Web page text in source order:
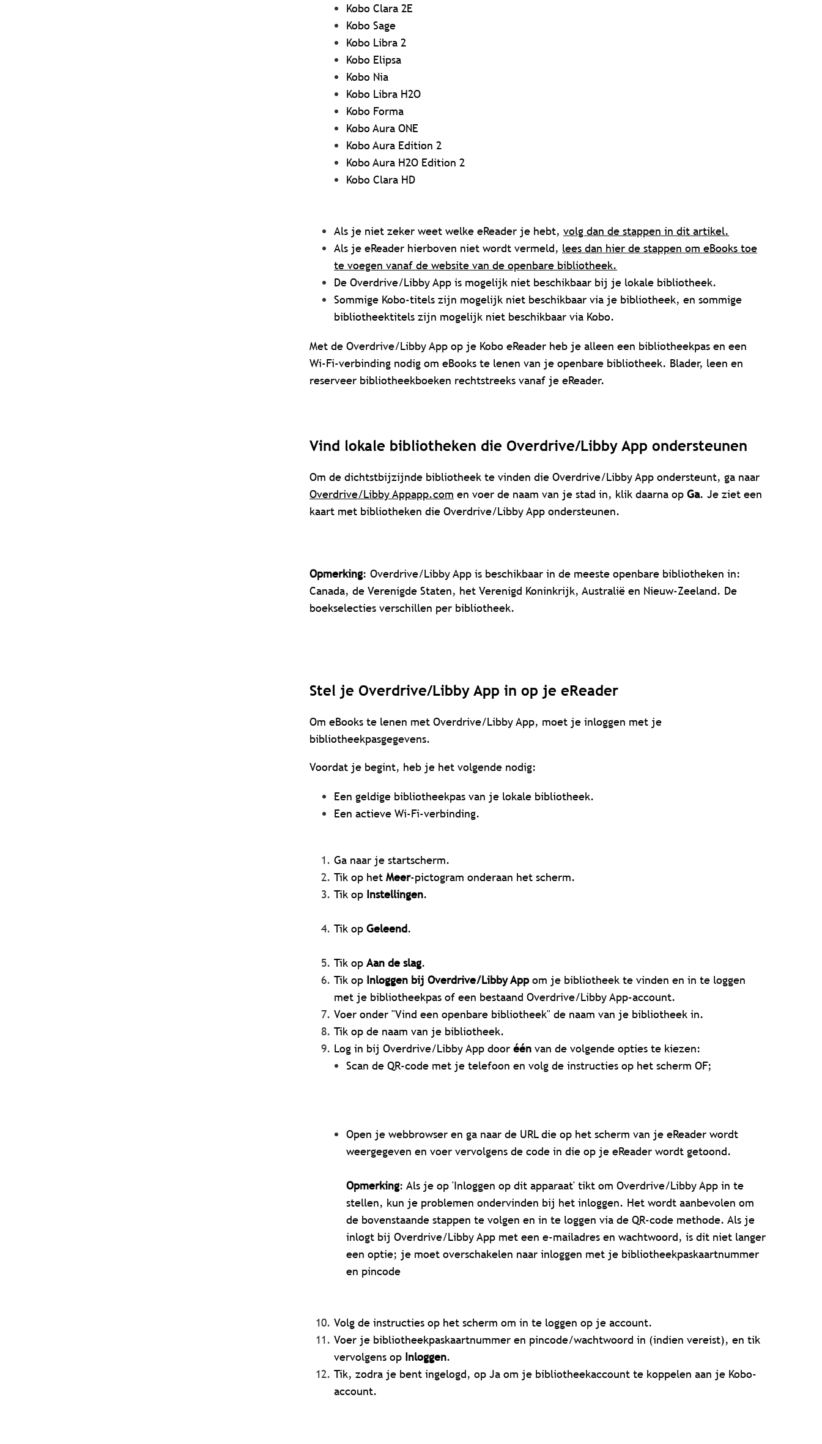
Kobo Clara 2E
Kobo Sage
Kobo Libra 2
Kobo Elipsa
Kobo Nia
Kobo Libra H2O
Kobo Forma
Kobo Aura ONE
Kobo Aura Edition 2
Kobo Aura H2O Edition 2
Kobo Clara HD
Als je niet zeker weet welke eReader je hebt, volg dan de stappen in dit artikel.
Als je eReader hierboven niet wordt vermeld, lees dan hier de stappen om eBooks toe
te voegen vanaf de website van de openbare bibliotheek.
De Overdrive/Libby App is mogelijk niet beschikbaar bij je lokale bibliotheek.
Sommige Kobo-titels zijn mogelijk niet beschikbaar via je bibliotheek, en sommige
bibliotheektitels zijn mogelijk niet beschikbaar via Kobo.
Met de Overdrive/Libby App op je Kobo eReader heb je alleen een bibliotheekpas en een
Wi-Fi-verbinding nodig om eBooks te lenen van je openbare bibliotheek. Blader, leen en
reserveer bibliotheekboeken rechtstreeks vanaf je eReader.
Vind lokale bibliotheken die Overdrive/Libby App ondersteunen
Om de dichtstbijzijnde bibliotheek te vinden die Overdrive/Libby App ondersteunt, ga naar
Overdrive/Libby Appapp.com en voer de naam van je stad in, klik daarna op Ga. Je ziet een
kaart met bibliotheken die Overdrive/Libby App ondersteunen.
Opmerking: Overdrive/Libby App is beschikbaar in de meeste openbare bibliotheken in:
Canada, de Verenigde Staten, het Verenigd Koninkrijk, Australië en Nieuw-Zeeland. De
boekselecties verschillen per bibliotheek.
Stel je Overdrive/Libby App in op je eReader
Om eBooks te lenen met Overdrive/Libby App, moet je inloggen met je
bibliotheekpasgegevens.
Voordat je begint, heb je het volgende nodig:
Een geldige bibliotheekpas van je lokale bibliotheek.
Een actieve Wi-Fi-verbinding.
Ga naar je startscherm.
Tik op het Meer-pictogram onderaan het scherm.
Tik op Instellingen.
Tik op Geleend.
Tik op Aan de slag.
Tik op Inloggen bij Overdrive/Libby Appom je bibliotheek te vinden en in te loggen
met je bibliotheekpas of een bestaand Overdrive/Libby App-account.
Voer onder "Vind een openbare bibliotheek" de naam van je bibliotheek in.
Tik op de naam van je bibliotheek.
Log in bij Overdrive/Libby App door één van de volgende opties te kiezen:
Scan de QR-code met je telefoon en volg de instructies op het scherm OF;
Open je webbrowser en ga naar de URL die op het scherm van je eReader wordt
weergegeven en voer vervolgens de code in die op je eReader wordt getoond.
Opmerking: Als je op 'Inloggen op dit apparaat' tikt om Overdrive/Libby App in te
stellen, kun je problemen ondervinden bij het inloggen. Het wordt aanbevolen om
de bovenstaande stappen te volgen en in te loggen via de QR-code methode. Als je
inlogt bij Overdrive/Libby App met een e-mailadres en wachtwoord, is dit niet langer
een optie; je moet overschakelen naar inloggen met je bibliotheekpaskaartnummer
en pincode
Volg de instructies op het scherm om in te loggen op je account.
Voer je bibliotheekpaskaartnummer en pincode/wachtwoord in (indien vereist), en tik
vervolgens op Inloggen.
Tik, zodra je bent ingelogd, op Ja om je bibliotheekaccount te koppelen aan je Kobo-
account.